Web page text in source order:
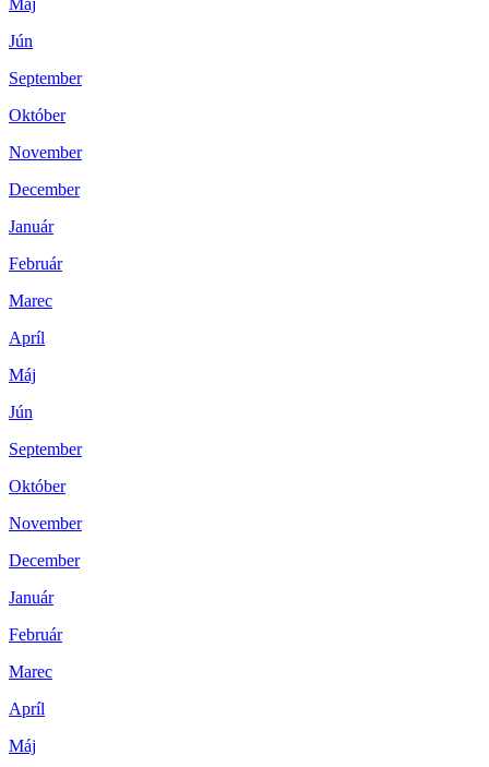
Máj
Jún
September
Október
November
December
Január
Február
Marec
Apríl
Máj
Jún
September
Október
November
December
Január
Február
Marec
Apríl
Máj